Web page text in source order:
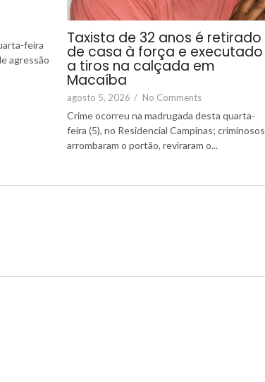
feira
agressão
Taxista de 32 anos é retirado
de casa à força e executado
a tiros na calçada em
Macaíba
agosto 5, 2026 / No Comments
Crime ocorreu na madrugada desta quarta-
feira (5), no Residencial Campinas; criminosos
arrombaram o portão, reviraram o...